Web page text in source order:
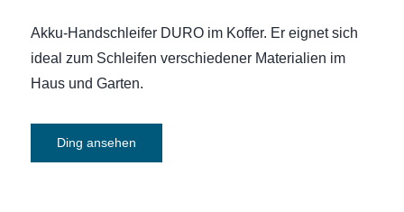
Akku-Handschleifer DURO im Koffer. Er eignet sich
ideal zum Schleifen verschiedener Materialien im
Haus und Garten.
Ding ansehen